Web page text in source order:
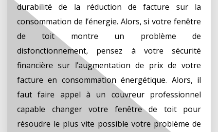
durabilité de la réduction de facture sur la
consommation de l’énergie. Alors, si votre fenêtre
de toit montre un problème de
disfonctionnement, pensez à votre sécurité
financière sur l’augmentation de prix de votre
facture en consommation énergétique. Alors, il
faut faire appel à un couvreur professionnel
capable changer votre fenêtre de toit pour
résoudre le plus vite possible votre problème de